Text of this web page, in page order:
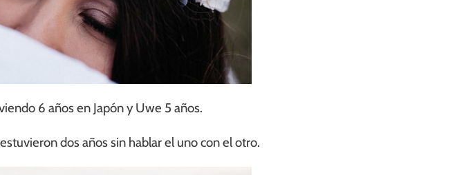
6 años en Japón y Uwe 5 años.
dos años sin hablar el uno con el otro.